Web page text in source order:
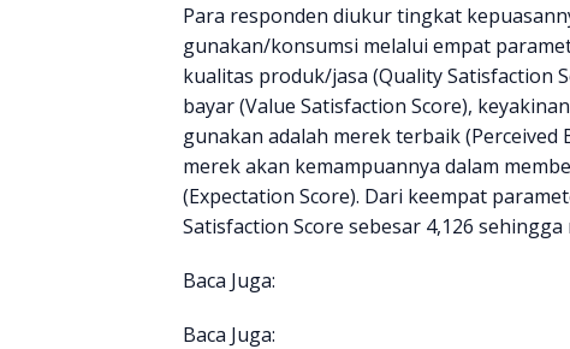
Para responden diukur tingkat
gunakan/konsumsi melalui empat
kualitas produk/jasa (Quality Satisfaction
bayar (Value Satisfaction Score),
gunakan adalah merek terbaik
merek akan kemampuannya dalam
(Expectation Score). Dari keempat
Satisfaction Score sebesar 4,126
Baca Juga:
Baca Juga: